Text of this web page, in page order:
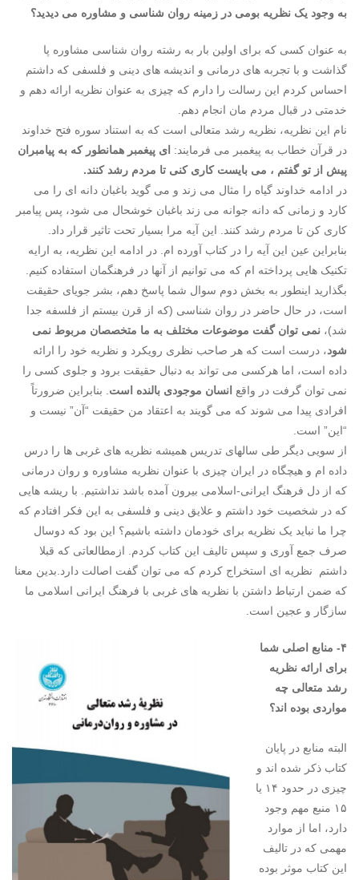
به وجود یک نظریه بومی در زمینه روان شناسی و مشاوره می دیدید؟
به عنوان کسی که برای اولین بار به رشته روان شناسی مشاوره پا
گذاشت و با تجربه های درمانی و اندیشه های دینی و فلسفی که داشتم
احساس کردم این رسالت را دارم که چیزی به عنوان نظریه ارائه دهم و
خدمتی در قبال مردم مان انجام دهم.
نام این نظریه، نظریه رشد متعالی است که به استناد سوره فتح خداوند
در قرآن خطاب به پیغمبر می فرمایند: ای پیغمبر همانطور که به پیامبران
پیش از تو گفتم ، می بایست کاری کنی تا مردم رشد کنند.
در ادامه خداوند گیاه را مثال می زند و می گوید باغبان دانه ای را می
کارد و زمانی که دانه جوانه می زند باغبان خوشحال می شود، پس پیامبر
کاری کن تا مردم رشد کنند. این آیه مرا بسیار تحت تاثیر قرار داد.
بنابراین عین این آیه را در کتاب آورده ام. در ادامه این نظریه، به ارایه
تکنیک هایی پرداخته ام که می توانیم از آنها در فرهنگمان استفاده کنیم.
بگذارید اینطور به بخش دوم سوال شما پاسخ دهم، بشر جویای حقیقت
است، در حال حاضر در روان شناسی (که از قرن بیستم از فلسفه جدا
شد)، نمی توان گفت موضوعات مختلف به ما متخصصان مربوط نمی
شود، درست است که هر صاحب نظری رویکرد و نظریه خود را ارائه
داده است، اما هرکسی می تواند به دنبال حقیقت برود و جلوی کسی را
نمی توان گرفت در واقع انسان موجودی بالنده است . بنابراین ضرورتاً
افرادی پیدا می شوند که می گویند به اعتقاد من حقیقت “آن” نیست و
“این” است.
از سویی دیگر طی سالهای تدریس همیشه نظریه های غربی ها را درس
داده ام و هیچگاه در ایران چیزی با عنوان نظریه مشاوره و روان درمانی
که از دل فرهنگ ایرانی-اسلامی بیرون آمده باشد نداشتیم. با ریشه هایی
که در شخصیت خود داشتم و علایق دینی و فلسفی به این فکر افتادم که
چرا ما نباید یک نظریه برای خودمان داشته باشیم؟ این بود که دوسال
صرف جمع آوری و سپس تالیف این کتاب کردم. ازمطالعاتی که قبلا
داشتم نظریه ای استخراج کردم که می توان گفت اصالت دارد.بدین معنا
که ضمن ارتباط داشتن با نظریه های غربی با فرهنگ ایرانی اسلامی ما
سازگار و عجین است.
۴- منابع اصلی شما
برای ارائه نظریه
رشد متعالی چه
مواردی بوده اند؟
البته منابع در پایان
کتاب ذکر شده اند و
چیزی در حدود ۱۴ یا
۱۵ منبع مهم وجود
دارد، اما از موارد
مهمی که در تالیف
این کتاب موثر بوده